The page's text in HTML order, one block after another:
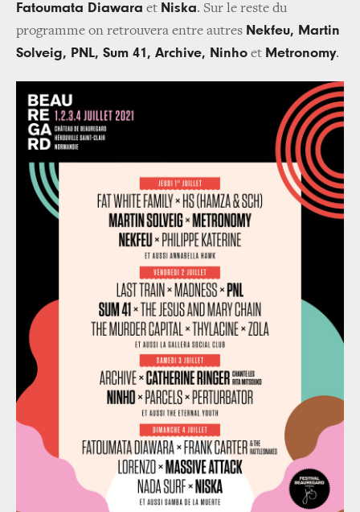
Fatoumata Diawara et Niska. Sur le reste du
programme on retrouvera entre autres Nekfeu, Martin
Solveig, PNL, Sum 41, Archive, Ninho et Metronomy.